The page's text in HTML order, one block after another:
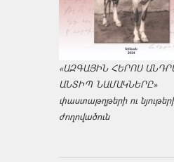
«ԱԶԳԱՅԻՆ ՀԵՐՈՍ
ԱՆՏԻՊ ՆԱՄԱԿՆԵՐԸ»
փաստաթղթերի ու
ժողովածուն